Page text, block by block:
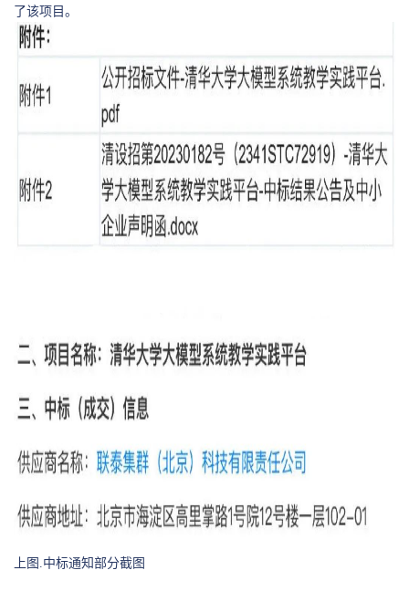
了该项目。
上图.中标通知部分截图